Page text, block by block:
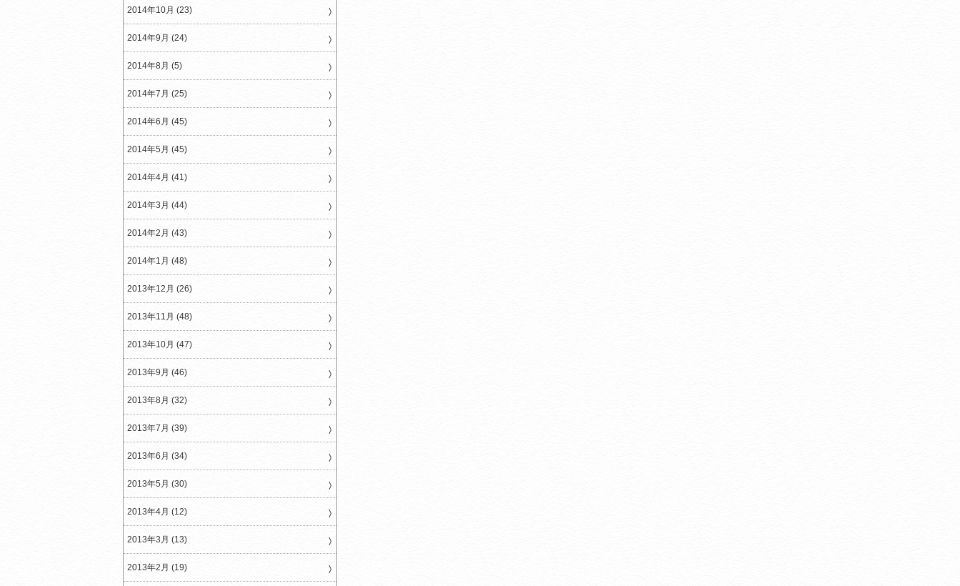
2014年10月 (23)
2014年9月 (24)
2014年8月 (5)
2014年7月 (25)
2014年6月 (45)
2014年5月 (45)
2014年4月 (41)
2014年3月 (44)
2014年2月 (43)
2014年1月 (48)
2013年12月 (26)
2013年11月 (48)
2013年10月 (47)
2013年9月 (46)
2013年8月 (32)
2013年7月 (39)
2013年6月 (34)
2013年5月 (30)
2013年4月 (12)
2013年3月 (13)
2013年2月 (19)